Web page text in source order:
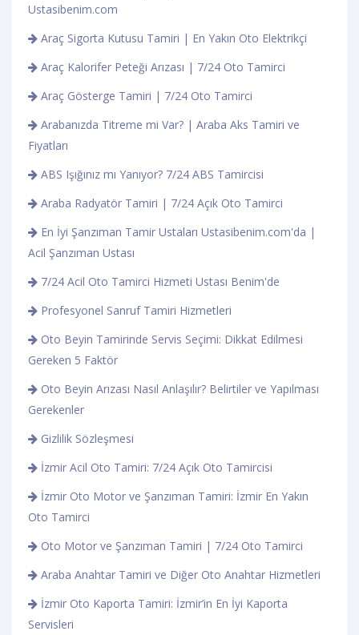
Ustasibenim.com
Araç Sigorta Kutusu Tamiri | En Yakın Oto Elektrikçi
Araç Kalorifer Peteği Arızası | 7/24 Oto Tamirci
Araç Gösterge Tamiri | 7/24 Oto Tamirci
Arabanızda Titreme mi Var? | Araba Aks Tamiri ve
Fiyatları
ABS Işığınız mı Yanıyor? 7/24 ABS Tamircisi
Araba Radyatör Tamiri | 7/24 Açık Oto Tamirci
En İyi Şanzıman Tamir Ustaları Ustasibenim.com'da |
Acil Şanzıman Ustası
7/24 Acil Oto Tamirci Hizmeti Ustası Benim'de
Profesyonel Sanruf Tamiri Hizmetleri
Oto Beyin Tamirinde Servis Seçimi: Dikkat Edilmesi
Gereken 5 Faktör
Oto Beyin Arızası Nasıl Anlaşılır? Belirtiler ve Yapılması
Gerekenler
Gizlilik Sözleşmesi
İzmir Acil Oto Tamiri: 7/24 Açık Oto Tamircisi
İzmir Oto Motor ve Şanzıman Tamiri: İzmir En Yakın
Oto Tamirci
Oto Motor ve Şanzıman Tamiri | 7/24 Oto Tamirci
Araba Anahtar Tamiri ve Diğer Oto Anahtar Hizmetleri
İzmir Oto Kaporta Tamiri: İzmir’in En İyi Kaporta
Servisleri